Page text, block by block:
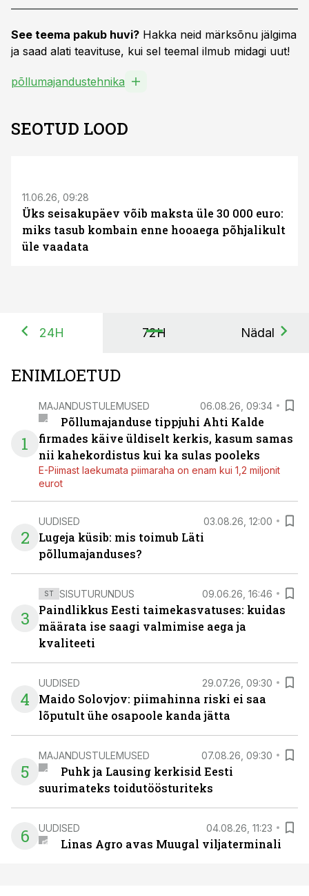
See teema pakub huvi? Hakka neid märksõnu jälgima
ja saad alati teavituse, kui sel teemal ilmub midagi uut!
põllumajandustehnika
SEOTUD LOOD
11.06.26, 09:28
Üks seisakupäev võib maksta üle 30 000 euro:
miks tasub kombain enne hooaega põhjalikult
üle vaadata
24H 72H Nädal
ENIMLOETUD
1
MAJANDUSTULEMUSED 06.08.26, 09:34
Põllumajanduse tippjuhi Ahti Kalde
firmades käive üldiselt kerkis, kasum samas
nii kahekordistus kui ka sulas pooleks
E-Piimast laekumata piimaraha on enam kui 1,2 miljonit
eurot
2
UUDISED 03.08.26, 12:00
Lugeja küsib: mis toimub Läti
põllumajanduses?
3
ST SISUTURUNDUS 09.06.26, 16:46
Paindlikkus Eesti taimekasvatuses: kuidas
määrata ise saagi valmimise aega ja
kvaliteeti
4
UUDISED 29.07.26, 09:30
Maido Solovjov: piimahinna riski ei saa
lõputult ühe osapoole kanda jätta
5
MAJANDUSTULEMUSED 07.08.26, 09:30
Puhk ja Lausing kerkisid Eesti
suurimateks toidutöösturiteks
6 UUDISED 04.08.26, 11:23
Linas Agro avas Muugal viljaterminali